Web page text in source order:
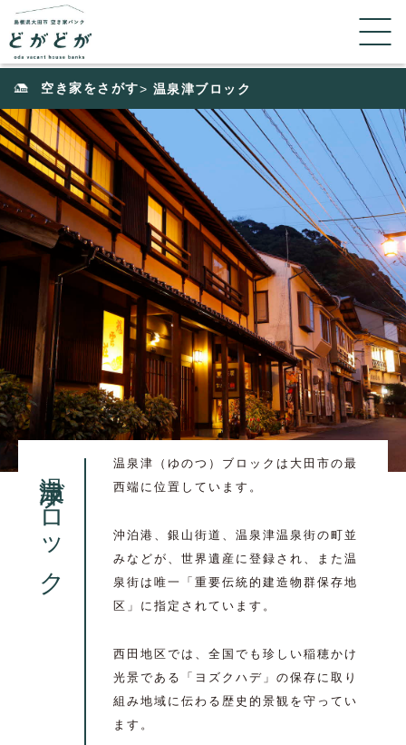
空き家をさがす> 温泉津ブロック
温泉津ブロック
温泉津（ゆのつ）ブロックは大田市の最
西端に位置しています。
沖泊港、銀山街道、温泉津温泉街の町並
みなどが、世界遺産に登録され、また温
泉街は唯一「重要伝統的建造物群保存地
区」に指定されています。
西田地区では、全国でも珍しい稲穂かけ
光景である「ヨズクハデ」の保存に取り
組み地域に伝わる歴史的景観を守ってい
ます。